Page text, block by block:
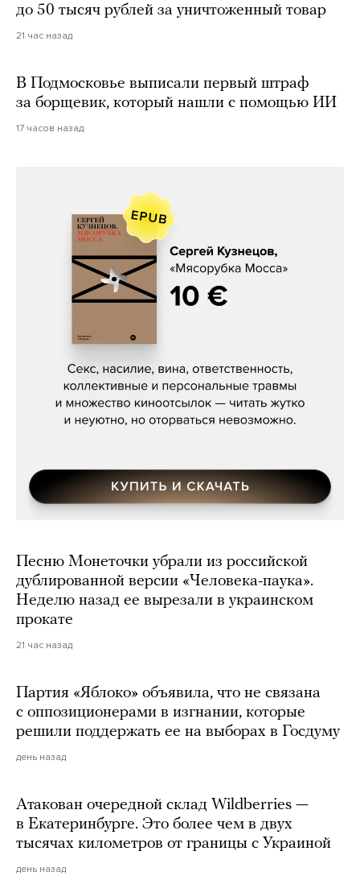
до 50 тысяч рублей за уничтоженный товар
21 час назад
В Подмосковье выписали первый штраф
за борщевик, который нашли с помощью ИИ
17 часов назад
Сергей Кузнецов, «Мясорубка
Песню Монеточки убрали из российской
дублированной версии «Человека-паука».
Неделю назад ее вырезали в украинском
прокате
21 час назад
Партия «Яблоко» объявила, что не связана
с оппозиционерами в изгнании, которые
решили поддержать ее на выборах в Госдуму
день назад
Атакован очередной склад Wildberries —
в Екатеринбурге. Это более чем в двух
тысячах километров от границы с Украиной
день назад